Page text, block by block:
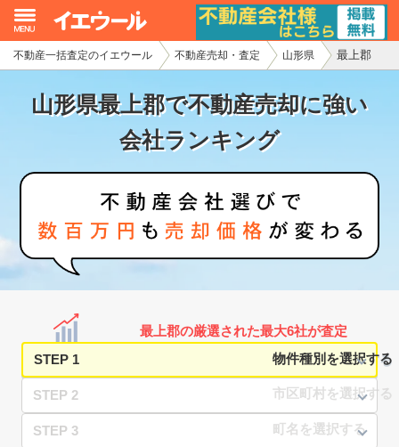
不動産一括査定のイエウール 不動産売却・査定 山形県 最上郡
山形県最上郡で不動産売却に強い
会社ランキング
最上郡の厳選された最大6社が査定
STEP 1
STEP 2
STEP 3
イエウール加盟希望の不動産会社様
初めての方へ
不動産の売却・一括査定
家査定シミュレーター
お問い合わせ